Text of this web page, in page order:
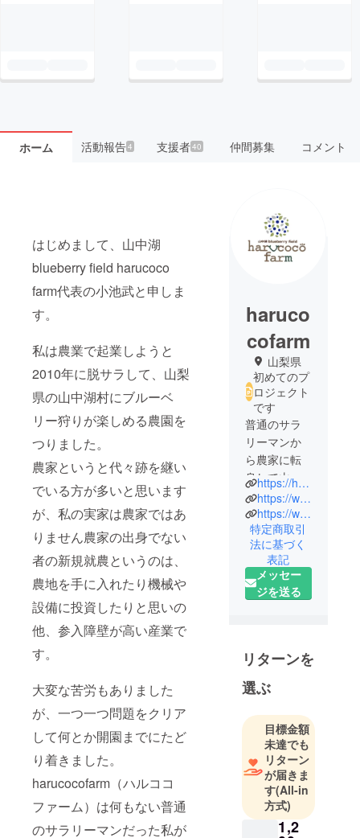
ホーム 活動報告4 支援者40 仲間募集 コメント
はじめまして、山中湖
blueberry field harucoco
farm代表の小池武と申しま
す。
私は農業で起業しようと
2010年に脱サラして、山梨
県の山中湖村にブルーベ
リー狩りが楽しめる農園を
つりました。
農家というと代々跡を継い
でいる方が多いと思います
が、私の実家は農家ではあ
りません農家の出身でない
者の新規就農というのは、
農地を手に入れたり機械や
設備に投資したりと思いの
他、参入障壁が高い産業で
す。
大変な苦労もありました
が、一つ一つ問題をクリア
して何とか開園までにたど
り着きました。
harucocofarm（ハルココ
ファーム）は何もない普通
のサラリーマンだった私が
haruco
cofarm
山梨県
初めてのプ
ロジェクト
です
普通のサラ
リーマンか
ら農家に転
身して山梨
県の山中湖
村でブルー
ベリー狩り
を楽しめる
農園を作り
ました。
ブルーベ
目です。最
高に美味し
いブルーベ
常の喧騒を
離れて自然
の中でのん
びりと過ご
すことがで
きる農園を
目指してい
https://harucocofarm.com/
https://www.instagram.com/harucoco_farm/
https://www.facebook.com/blueberryharucocofarm
特定商取引
法に基づく
表記
メッセー
ジを送る
リターンを
選ぶ
目標金額
未達でも
リターン
が届きま
す(All-in
方式)
1,2